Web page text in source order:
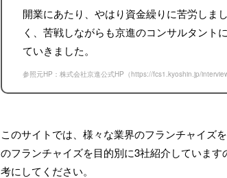
開業にあたり、やはり資金繰りに苦労しま
く、苦戦しながらも京進のコンサルタント
ていきました。
参照元HP：株式会社京進公式HP（https://fcs1.kyoshin.jp/
このサイトでは、様々な業界のフランチャイズ
のフランチャイズを目的別に3社紹介していま
考にしてください。